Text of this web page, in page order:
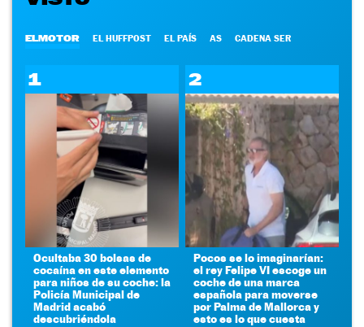
ELMOTOR EL HUFFPOST EL PAÍS AS CADENA SER
1
Ocultaba 30 bolsas de
cocaína en este elemento
para niños de su coche: la
Policía Municipal de
Madrid acabó
descubriéndola
2
Pocos se lo imaginarían:
el rey Felipe VI escoge un
coche de una marca
española para moverse
por Palma de Mallorca y
esto es lo que cuesta